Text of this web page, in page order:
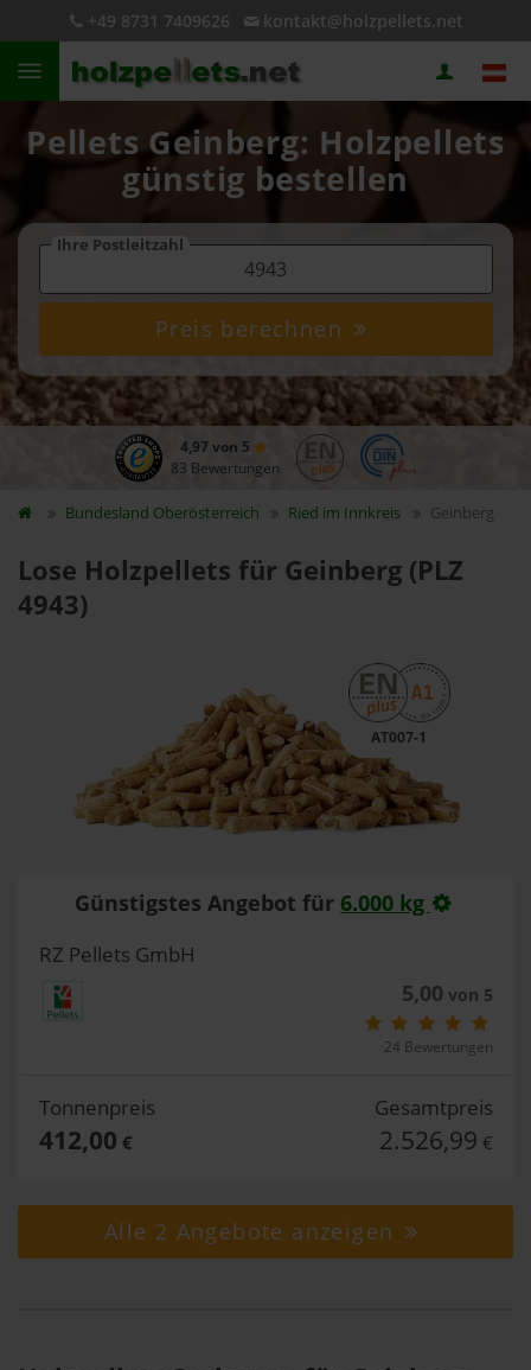
+49 8731 7409626 kontakt@holzpellets.net
Pellets Geinberg: Holzpellets
günstig bestellen
Ihre Postleitzahl
Preis berechnen
4,97 von 5
83 Bewertungen
Bundesland Oberösterreich Ried im Innkreis Geinberg
Lose Holzpellets für Geinberg (PLZ
4943)
AT007-1
Günstigstes Angebot für 6.000 kg
RZ Pellets GmbH
5,00 von 5
24 Bewertungen
Tonnenpreis
412,00 €
Gesamtpreis
2.526,99 €
Alle 2 Angebote anzeigen